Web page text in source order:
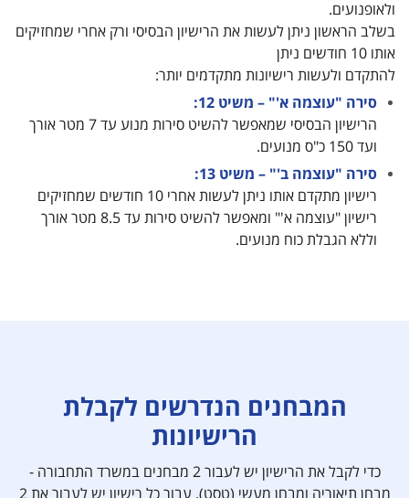
ולאופנועים.
בשלב הראשון ניתן לעשות את הרישיון הבסיסי ורק אחרי שמחזיקים
אותו 10 חודשים ניתן
להתקדם ולעשות רישיונות מתקדמים יותר:
סירה "עוצמה א'" – משיט 12:
הרישיון הבסיסי שמאפשר להשיט סירות מנוע עד 7 מטר אורך
ועד 150 כ"ס מנועים.
סירה "עוצמה ב'" – משיט 13:
רישיון מתקדם אותו ניתן לעשות אחרי 10 חודשים שמחזיקים
רישיון "עוצמה א'" ומאפשר להשיט סירות עד 8.5 מטר אורך
וללא הגבלת כוח מנועים.
המבחנים הנדרשים לקבלת
הרישיונות
כדי לקבל את הרישיון יש לעבור 2 מבחנים במשרד התחבורה -